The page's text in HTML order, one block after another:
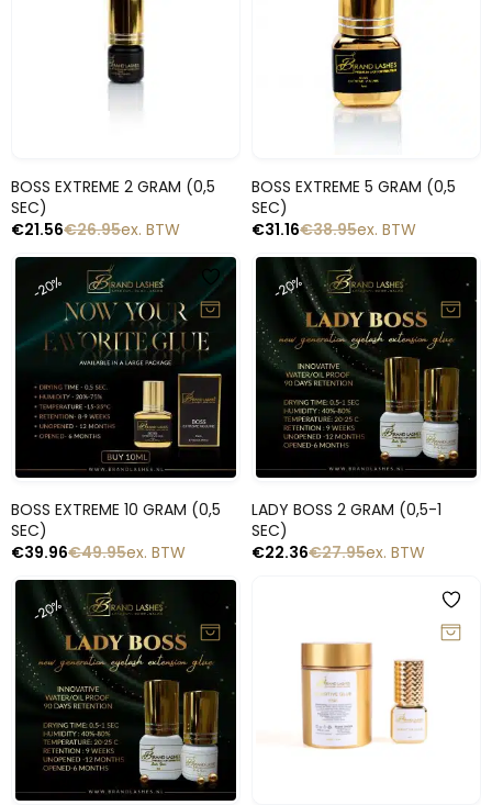
Snelle blik
BOSS EXTREME 2 GRAM (0,5
SEC)
€26.95
€21.56 ex. BTW
Snelle blik
BOSS EXTREME 5 GRAM (0,5
SEC)
€38.95
€31.16 ex. BTW
-20%
Snelle blik
BOSS EXTREME 10 GRAM (0,5
SEC)
€49.95
€39.96 ex. BTW
-20%
Snelle blik
LADY BOSS 2 GRAM (0,5-1
SEC)
€27.95
€22.36 ex. BTW
-20%